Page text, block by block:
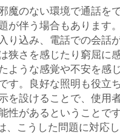
魔のない環境で通話を
が伴う場合もありま
り込み、電話での会話
狭さを感じたり窮屈に
ような感覚や不安を感
す。良好な照明も役立
を設けることで、使用
性があるということで
、こうした問題に対応